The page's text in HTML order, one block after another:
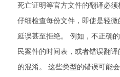
死亡证明等官方文件的翻译必
仔细检查每份文件，即使是轻
延误甚至拒绝。 例如，不正确
民案件的时间表，或者错误翻
的混淆。 这些类型的错误可能